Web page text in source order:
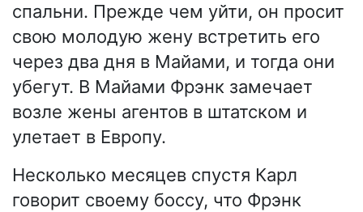
спальни. Прежде чем уйти, он просит
свою молодую жену встретить его
через два дня в Майами, и тогда они
убегут. В Майами Фрэнк замечает
возле жены агентов в штатском и
улетает в Европу.
Несколько месяцев спустя Карл
говорит своему боссу, что Фрэнк